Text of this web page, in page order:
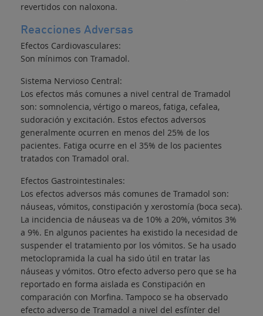
revertidos con naloxona.
Reacciones Adversas
Efectos Cardiovasculares:
Son mínimos con Tramadol.
Sistema Nervioso Central:
Los efectos más comunes a nivel central de Tramadol
son: somnolencia, vértigo o mareos, fatiga, cefalea,
sudoración y excitación. Estos efectos adversos
generalmente ocurren en menos del 25% de los
pacientes. Fatiga ocurre en el 35% de los pacientes
tratados con Tramadol oral.
Efectos Gastrointestinales:
Los efectos adversos más comunes de Tramadol son:
náuseas, vómitos, constipación y xerostomía (boca seca).
La incidencia de náuseas va de 10% a 20%, vómitos 3%
a 9%. En algunos pacientes ha existido la necesidad de
suspender el tratamiento por los vómitos. Se ha usado
metoclopramida la cual ha sido útil en tratar las
náuseas y vómitos. Otro efecto adverso pero que se ha
reportado en forma aislada es Constipación en
comparación con Morfina. Tampoco se ha observado
efecto adverso de Tramadol a nivel del esfínter del